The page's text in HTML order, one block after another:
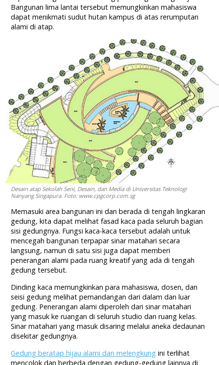
Bangunan lima lantai tersebut memungkinkan mahasiswa
dapat menikmati sudut hutan kampus di atas rerumputan
alami di atap.
Desain atap Sekolah Seni, Desain, dan Media di Universitas Teknologi
Nanyang Singapura. Foto: www.cpgcorp.com.sg
Memasuki area bangunan ini dan berada di tengah lingkaran
gedung, kita dapat melihat fasad kaca pada seluruh bagian
sisi gedungnya. Fungsi kaca-kaca tersebut adalah untuk
mencegah bangunan terpapar sinar matahari secara
langsung, namun di satu sisi juga dapat memberi
penerangan alami pada ruang kreatif yang ada di tengah
gedung tersebut.
Dinding kaca memungkinkan para mahasiswa, dosen, dan
seisi gedung melihat pemandangan dari dalam dan luar
gedung. Penerangan alami diperoleh dari sinar matahari
yang masuk ke ruangan di seluruh studio dan ruang kelas.
Sinar matahari yang masuk disaring melalui aneka dedaunan
disekitar gedungnya.
Gedung beratap hijau alami dan melengkung ini terlihat
mencolok dan berbeda dengan gedung-gedung lainnya di